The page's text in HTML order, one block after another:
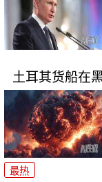
土耳其货船在
最热